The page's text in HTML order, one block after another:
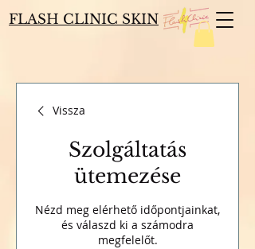
FLASH CLINIC SKIN
Vissza
Szolgáltatás
ütemezése
Nézd meg elérhető időpontjainkat,
és válaszd ki a számodra
megfelelőt.